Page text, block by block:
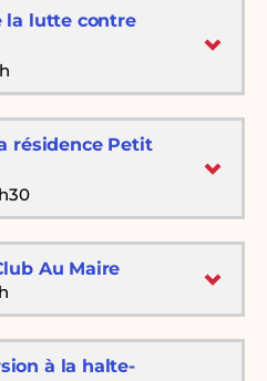
la lutte contre
résidence Petit
Au Maire
à la halte-